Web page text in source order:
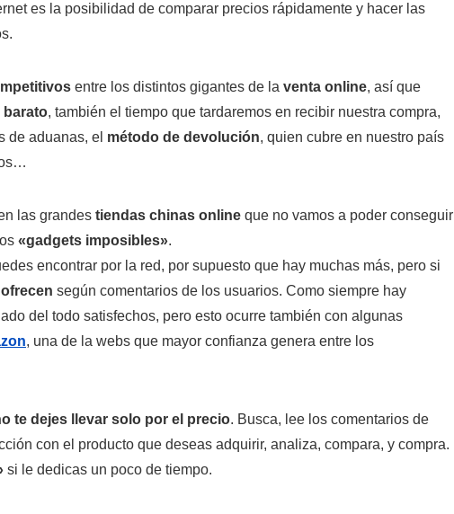
es la posibilidad de comparar precios rápidamente y hacer las
entre los distintos gigantes de la venta online, así que
barato, también el tiempo que tardaremos en recibir nuestra compra,
de aduanas, el método de devolución, quien cubre en nuestro país
las grandes tiendas chinas online que no vamos a poder conseguir
«gadgets imposibles».
encontrar por la red, por supuesto que hay muchas más, pero si
según comentarios de los usuarios. Como siempre hay
del todo satisfechos, pero esto ocurre también con algunas
, una de la webs que mayor confianza genera entre los
te dejes llevar solo por el precio. Busca, lee los comentarios de
con el producto que deseas adquirir, analiza, compara, y compra.
si le dedicas un poco de tiempo.